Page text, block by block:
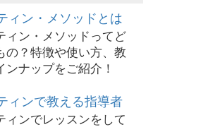
ィン・メソッドとは
ィン・メソッドってど
の？特徴や使い方、教
ンナップをご紹介！
ィンで教える指導者
ィンでレッスンをして